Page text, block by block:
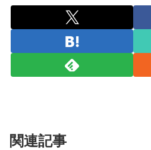
関連記事